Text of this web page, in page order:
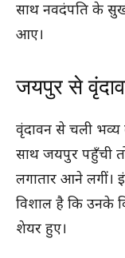
साथ नवदंपति के
आए।
जयपुर से
वृंदावन से चली भव्य
साथ जयपुर पहुँची तो
लगातार आने लगीं।
विशाल है कि उनके
शेयर हुए।